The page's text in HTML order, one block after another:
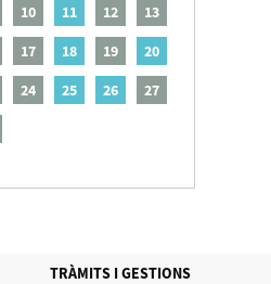
10 11 12
13
17 18 19
20
24 25 26
27
TRÀMITS I GESTIONS